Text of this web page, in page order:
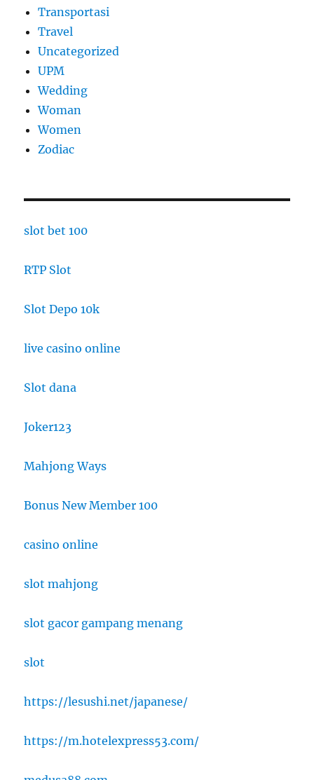
Transportasi
Travel
Uncategorized
UPM
Wedding
Woman
Women
Zodiac
slot bet 100
RTP Slot
Slot Depo 10k
live casino online
Slot dana
Joker123
Mahjong Ways
Bonus New Member 100
casino online
slot mahjong
slot gacor gampang menang
slot
https://lesushi.net/japanese/
https://m.hotelexpress53.com/